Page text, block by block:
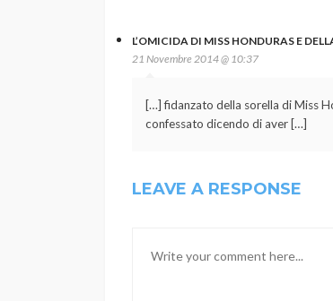
L’OMICIDA DI MISS HONDURAS E
21 Novembre 2014 @ 10:37
[…] fidanzato della sorella di Miss
confessato dicendo di aver […]
LEAVE A RESPONSE